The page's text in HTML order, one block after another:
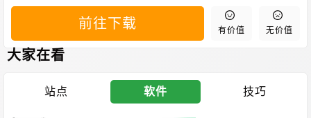
前往下载 有价值 无价值
大家在看
站点 软件 技巧